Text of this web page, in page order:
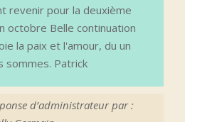
revenir pour la deuxième
octobre Belle continuation
la paix et l'amour, du un
sommes. Patrick
d’administrateur par :